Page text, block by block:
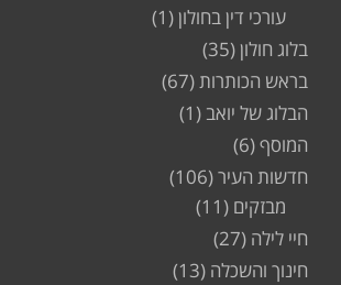
עורכי דין בחולון(1)
בלוג חולון(35)
בראש הכותרות(67)
הבלוג של יואב (1)
המוסף(6)
חדשות העיר(106)
מבזקים (11)
חיי לילה (27)
חינוך והשכלה (13)